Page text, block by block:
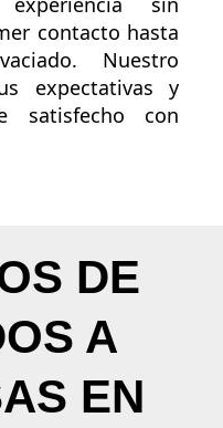
contacto hasta
Nuestro
expectativas y
satisfecho con
DE
A
EN